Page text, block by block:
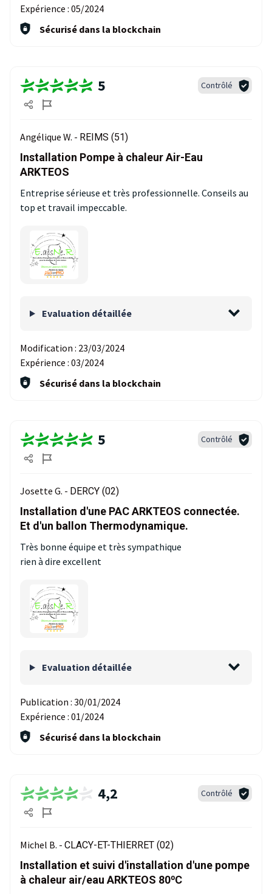
Expérience : 05/2024
Sécurisé dans la blockchain
5 Contrôlé
Angélique W. - REIMS (51)
Installation Pompe à chaleur Air-Eau
ARKTEOS
Entreprise sérieuse et très professionnelle. Conseils au
top et travail impeccable.
Evaluation détaillée
Modification : 23/03/2024
Expérience : 03/2024
Sécurisé dans la blockchain
5 Contrôlé
Josette G. - DERCY (02)
Installation d'une PAC ARKTEOS connectée.
Et d'un ballon Thermodynamique.
Très bonne équipe et très sympathique
rien à dire excellent
Evaluation détaillée
Publication : 30/01/2024
Expérience : 01/2024
Sécurisé dans la blockchain
4,2 Contrôlé
Michel B. - CLACY-ET-THIERRET (02)
Installation et suivi d'installation d'une pompe
à chaleur air/eau ARKTEOS 80⁰C